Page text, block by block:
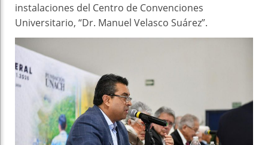
instalaciones del Centro de Convenciones
Universitario, “Dr. Manuel Velasco Suárez”.